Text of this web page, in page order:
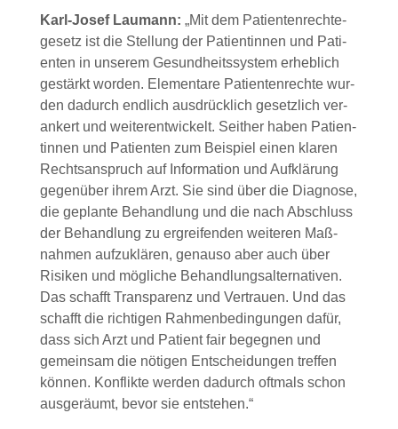
Karl-Josef Lau­mann: „Mit dem Pati­en­ten­rech­te­
ge­setz ist die Stel­lung der Pati­en­tin­nen und Pati­
en­ten in unse­rem Gesund­heits­sys­tem erheb­lich
gestärkt wor­den. Ele­men­ta­re Pati­en­ten­rech­te wur­
den dadurch end­lich aus­drück­lich gesetz­lich ver­
an­kert und wei­ter­ent­wi­ckelt. Seit­her haben Pati­en­
tin­nen und Pati­en­ten zum Bei­spiel einen kla­ren
Rechts­an­spruch auf Infor­ma­ti­on und Auf­klä­rung
gegen­über ihrem Arzt. Sie sind über die Dia­gno­se,
die geplan­te Behand­lung und die nach Abschluss
der Behand­lung zu ergrei­fen­den wei­te­ren Maß­
nah­men auf­zu­klä­ren, genau­so aber auch über
Risi­ken und mög­li­che Behand­lungs­al­ter­na­ti­ven.
Das schafft Trans­pa­renz und Ver­trau­en. Und das
schafft die rich­ti­gen Rah­men­be­din­gun­gen dafür,
dass sich Arzt und Pati­ent fair begeg­nen und
gemein­sam die nöti­gen Ent­schei­dun­gen tref­fen
kön­nen. Kon­flik­te wer­den dadurch oft­mals schon
aus­ge­räumt, bevor sie ent­ste­hen.“